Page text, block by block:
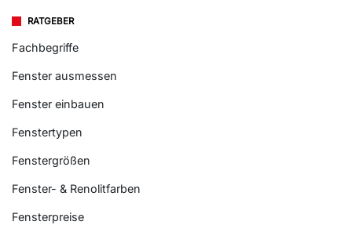
RATGEBER
Fachbegriffe
Fenster ausmessen
Fenster einbauen
Fenstertypen
Fenstergrößen
Fenster- & Renolitfarben
Fensterpreise